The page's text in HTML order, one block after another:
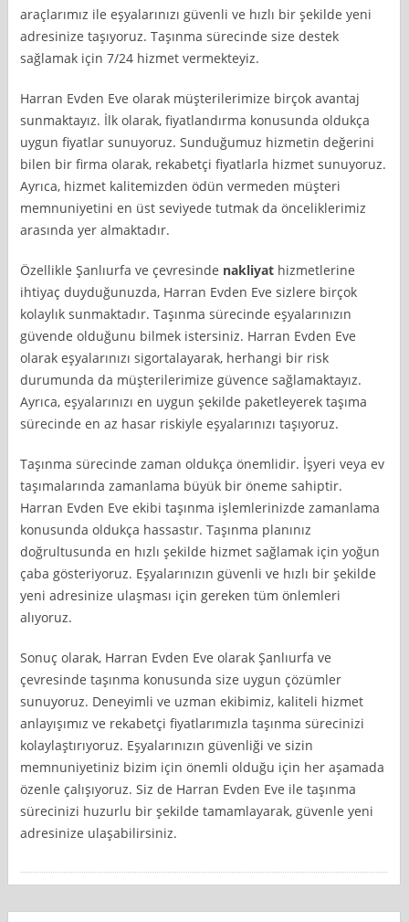
araçlarımız ile eşyalarınızı güvenli ve hızlı bir şekilde yeni
adresinize taşıyoruz. Taşınma sürecinde size destek
sağlamak için 7/24 hizmet vermekteyiz.
Harran Evden Eve olarak müşterilerimize birçok avantaj
sunmaktayız. İlk olarak, fiyatlandırma konusunda oldukça
uygun fiyatlar sunuyoruz. Sunduğumuz hizmetin değerini
bilen bir firma olarak, rekabetçi fiyatlarla hizmet sunuyoruz.
Ayrıca, hizmet kalitemizden ödün vermeden müşteri
memnuniyetini en üst seviyede tutmak da önceliklerimiz
arasında yer almaktadır.
Özellikle Şanlıurfa ve çevresinde nakliyat hizmetlerine
ihtiyaç duyduğunuzda, Harran Evden Eve sizlere birçok
kolaylık sunmaktadır. Taşınma sürecinde eşyalarınızın
güvende olduğunu bilmek istersiniz. Harran Evden Eve
olarak eşyalarınızı sigortalayarak, herhangi bir risk
durumunda da müşterilerimize güvence sağlamaktayız.
Ayrıca, eşyalarınızı en uygun şekilde paketleyerek taşıma
sürecinde en az hasar riskiyle eşyalarınızı taşıyoruz.
Taşınma sürecinde zaman oldukça önemlidir. İşyeri veya ev
taşımalarında zamanlama büyük bir öneme sahiptir.
Harran Evden Eve ekibi taşınma işlemlerinizde zamanlama
konusunda oldukça hassastır. Taşınma planınız
doğrultusunda en hızlı şekilde hizmet sağlamak için yoğun
çaba gösteriyoruz. Eşyalarınızın güvenli ve hızlı bir şekilde
yeni adresinize ulaşması için gereken tüm önlemleri
alıyoruz.
Sonuç olarak, Harran Evden Eve olarak Şanlıurfa ve
çevresinde taşınma konusunda size uygun çözümler
sunuyoruz. Deneyimli ve uzman ekibimiz, kaliteli hizmet
anlayışımız ve rekabetçi fiyatlarımızla taşınma sürecinizi
kolaylaştırıyoruz. Eşyalarınızın güvenliği ve sizin
memnuniyetiniz bizim için önemli olduğu için her aşamada
özenle çalışıyoruz. Siz de Harran Evden Eve ile taşınma
sürecinizi huzurlu bir şekilde tamamlayarak, güvenle yeni
adresinize ulaşabilirsiniz.